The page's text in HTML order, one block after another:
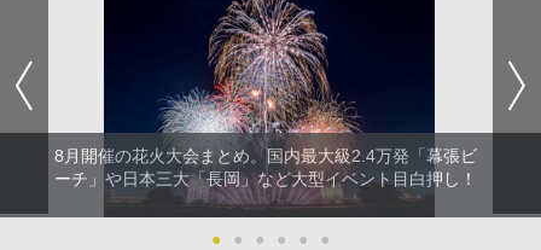
8月開催の花火大会まとめ。国内最大級2.4万発「幕張ビ
ーチ」や日本三大「長岡」など大型イベント目白押し！
● ● ● ● ● ●